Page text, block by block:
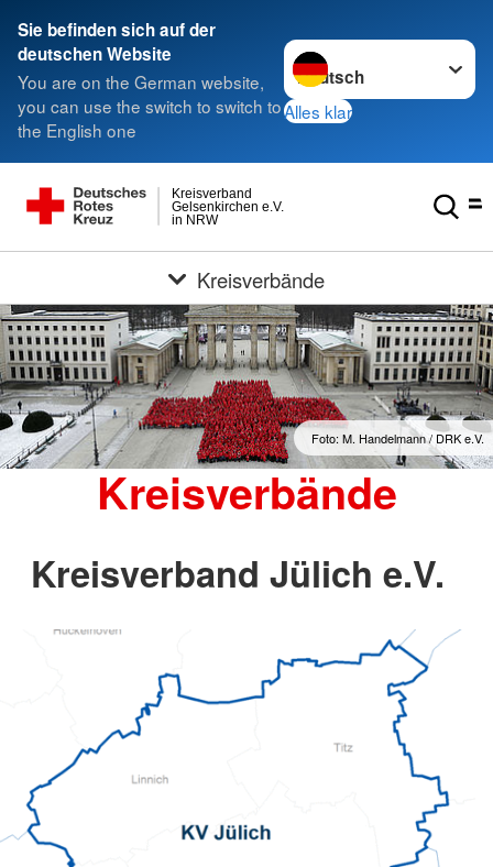
Sie befinden sich auf der
deutschen Website
You are on the German website,
you can use the switch to switch to
the English one
Sprache wechseln zu
Alles klar
in NRW
Gelsenkirchen e.V.
Kreisverband
Kreisverbände
Foto: M. Handelmann / DRK e.V.
Kreisverbände
Kreisverband Jülich e.V.